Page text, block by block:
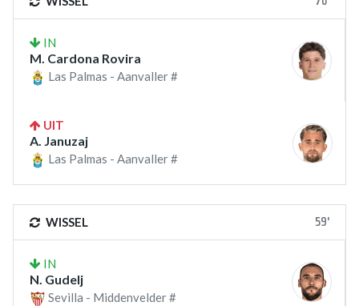
IN
M. Cardona Rovira
Las Palmas - Aanvaller #
UIT
A. Januzaj
Las Palmas - Aanvaller #
WISSEL 59'
IN
N. Gudelj
Sevilla - Middenvelder #